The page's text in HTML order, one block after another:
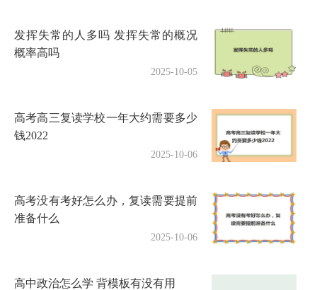
发挥失常的人多吗 发挥失常的概况
概率高吗
2025-10-05
高考高三复读学校一年大约需要多少
钱2022
2025-10-06
高考没有考好怎么办，复读需要提前
准备什么
2025-10-06
高中政治怎么学 背模板有没有用